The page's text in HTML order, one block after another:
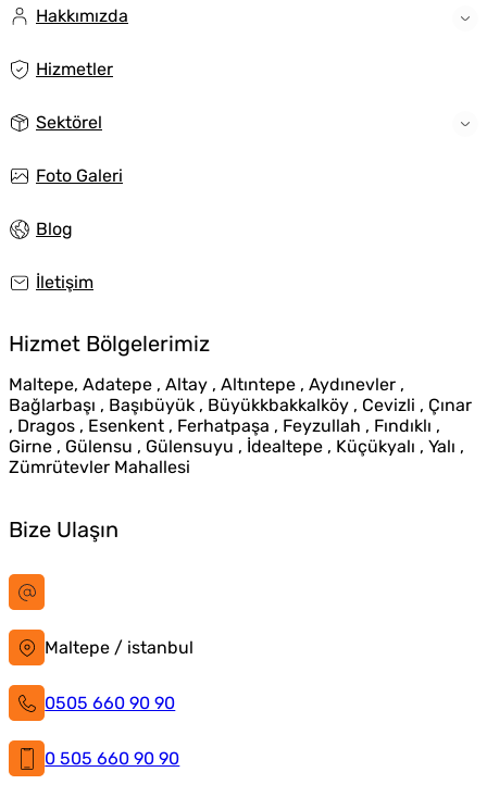
Hakkımızda
Hizmetler
Sektörel
Foto Galeri
Blog
İletişim
Hizmet Bölgelerimiz
Maltepe, Adatepe , Altay , Altıntepe , Aydınevler ,
Bağlarbaşı , Başıbüyük , Büyükkbakkalköy , Cevizli , Çınar
, Dragos , Esenkent , Ferhatpaşa , Feyzullah , Fındıklı ,
Girne , Gülensu , Gülensuyu , İdealtepe , Küçükyalı , Yalı ,
Zümrütevler Mahallesi
Bize Ulaşın
Maltepe / istanbul
0505 660 90 90
0 505 660 90 90